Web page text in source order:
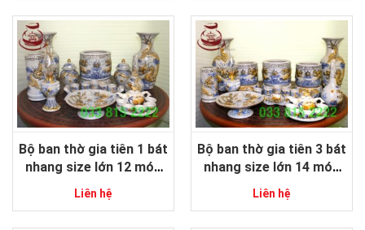
Bộ ban thờ gia tiên 1 bát
nhang size lớn 12 món
men rạn đắp nổi gốm sứ
Bát Tràng cao cấp
Liên hệ
Bộ ban thờ gia tiên 3 bát
nhang size lớn 14 món
men rạn đắp nổi gốm sứ
Bát Tràng cao cấp
Liên hệ